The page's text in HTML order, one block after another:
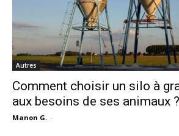
Autres
Comment choisir un silo à
aux besoins de ses animaux ?
Manon G. -